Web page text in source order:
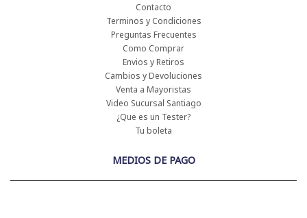
Contacto
Terminos y Condiciones
Preguntas Frecuentes
Como Comprar
Envios y Retiros
Cambios y Devoluciones
Venta a Mayoristas
Video Sucursal Santiago
¿Que es un Tester?
Tu boleta
MEDIOS DE PAGO